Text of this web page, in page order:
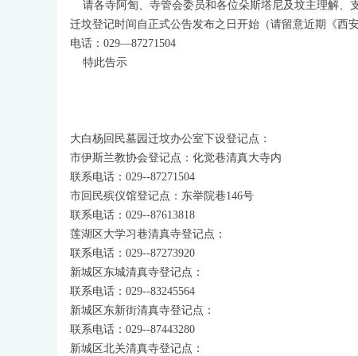
请各寺阿訇、寺管会委员和各位朵斯塔尼及坟主理解、
迁坟登记时间自正式公告发布之日开始（请留意近期《西
电话：029—87271504
特此告示
大白杨回民墓园迁坟办公室下设登记点：
市伊斯兰教协会登记点：化觉巷清真大寺内
联系电话：029--87271504
市回民殡仪馆登记点：东举院巷146号
联系电话：029--87613818
莲湖区大学习巷清真寺登记点：
联系电话：029--87273920
新城区东城清真寺登记点：
联系电话：029--83245564
新城区东新街清真寺登记点：
联系电话：029--87443280
新城区北关清真寺登记点：